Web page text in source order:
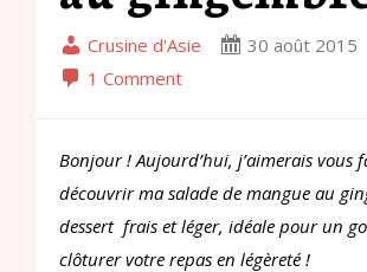
Crusine d'Asie
30 août 2015
1 Comment
Bonjour ! Aujourd’hui, j’aimerais vous
découvrir ma salade de mangue au
dessert frais et léger, idéale pour un
clôturer votre repas en légèreté !